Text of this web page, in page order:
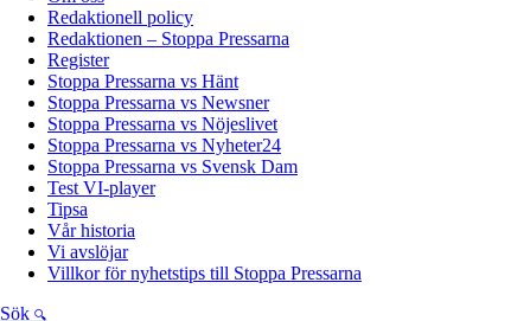
Redaktionell policy
Redaktionen – Stoppa Pressarna
Register
Stoppa Pressarna vs Hänt
Stoppa Pressarna vs Newsner
Stoppa Pressarna vs Nöjeslivet
Stoppa Pressarna vs Nyheter24
Stoppa Pressarna vs Svensk Dam
Test VI-player
Tipsa
Vår historia
Vi avslöjar
Villkor för nyhetstips till Stoppa Pressarna
Sök